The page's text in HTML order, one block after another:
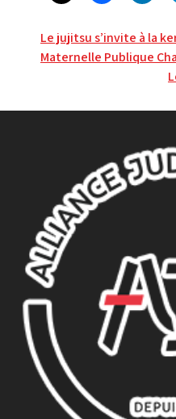
de
l’article
Le jujitsu s’invite à la
Maternelle Publique